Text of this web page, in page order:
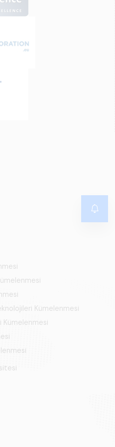
Kümelenmesi
Kümelenmesi